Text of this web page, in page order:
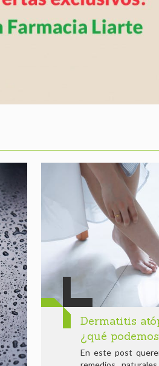
Dermatitis
¿qué
En este post